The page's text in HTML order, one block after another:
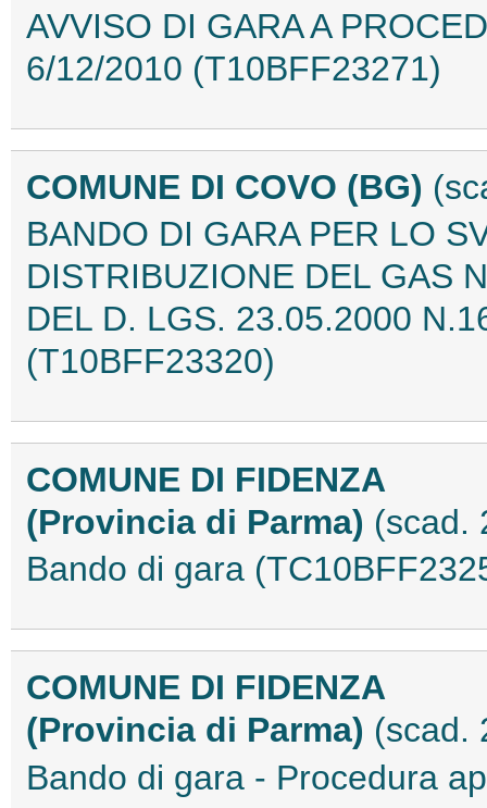
AVVISO DI GARA A
6/12/2010 (T10BFF23271)
COMUNE DI COVO (BG)
BANDO DI GARA PER LO
DISTRIBUZIONE DEL GAS
DEL D. LGS. 23.05.2000
(T10BFF23320)
COMUNE DI FIDENZA
(Provincia di Parma) (scad.
Bando di gara
COMUNE DI FIDENZA
(Provincia di Parma) (scad.
Bando di gara - Procedura